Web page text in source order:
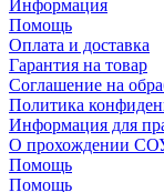
Информация
Помощь
Оплата и доставка
Гарантия на товар
Соглашение на
Политика
Информация для
О прохождении
Помощь
Помощь